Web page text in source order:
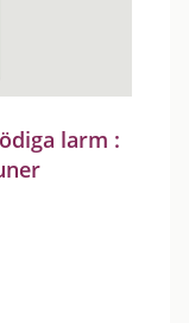
larm :